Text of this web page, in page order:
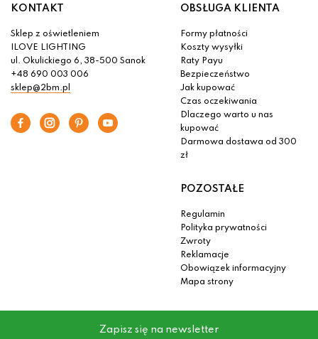
KONTAKT
Sklep z oświetleniem
ILOVE LIGHTING
ul. Okulickiego 6, 38-500 Sanok
+48 690 003 006
sklep@2bm.pl
OBSŁUGA KLIENTA
Formy płatności
Koszty wysyłki
Raty Payu
Bezpieczeństwo
Jak kupować
Czas oczekiwania
Dlaczego warto u nas
kupować
Darmowa dostawa od 300
zł
POZOSTAŁE
Regulamin
Polityka prywatności
Zwroty
Reklamacje
Obowiązek informacyjny
Mapa strony
Zapisz się na newsletter